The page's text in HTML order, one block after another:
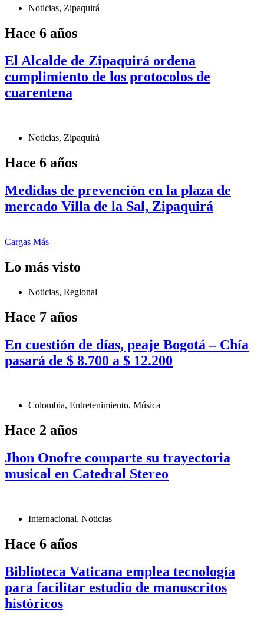
Noticias, Zipaquirá
Hace 6 años
El Alcalde de Zipaquirá ordena
cumplimiento de los protocolos de
cuarentena
Noticias, Zipaquirá
Hace 6 años
Medidas de prevención en la plaza de
mercado Villa de la Sal, Zipaquirá
Cargas Más
Lo más visto
Noticias, Regional
Hace 7 años
En cuestión de días, peaje Bogotá – Chía
pasará de $ 8.700 a $ 12.200
Colombia, Entretenimiento, Música
Hace 2 años
Jhon Onofre comparte su trayectoria
musical en Catedral Stereo
Internacional, Noticias
Hace 6 años
Biblioteca Vaticana emplea tecnología
para facilitar estudio de manuscritos
históricos